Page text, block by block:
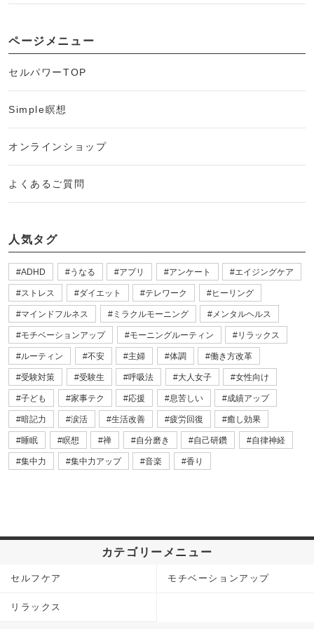
ページメニュー
セルパワーTOP
Simple瞑想
オンラインショップ
よくあるご質問
人気タグ
ADHD うなる アプリ アンケート エイジングケア
ストレス ダイエット テレワーク ヒーリング
マインドフルネス ミラクルモーニング メンタルヘルス
モチベーションアップ モーニングルーティン リラックス
ルーティン 不安 主婦 体調 働き方改革
受験対策 受験生 呼吸法 大人女子 女性向け
子ども 家事テク 応援 息苦しい 成績アップ
暗記力 涙活 生活改善 疲労回復 癒し効果
睡眠 瞑想 禅 自分磨き 自己研鑽 自律神経
集中力 集中力アップ 音楽 香り
カテゴリーメニュー
セルフケア モチベーションアップ
リラックス